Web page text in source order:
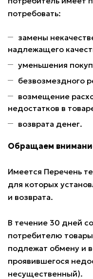
потребовать:
замены
надлежащего
уменьшения
безвозмездного
возмещение
недостатков в
возврата денег.
Обращаем
Имеется Перечень
для которых
и возврата.
В течение 30 дней
потребителю
подлежат обмену и
проявившегося
несущественный).